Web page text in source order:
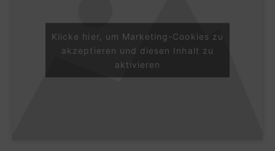
Klicke hier, um Marketing-Cookies zu
akzeptieren und diesen Inhalt zu
aktivieren